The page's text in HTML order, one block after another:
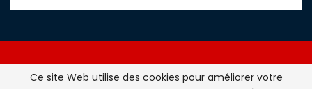
Ce site Web utilise des cookies pour améliorer votre